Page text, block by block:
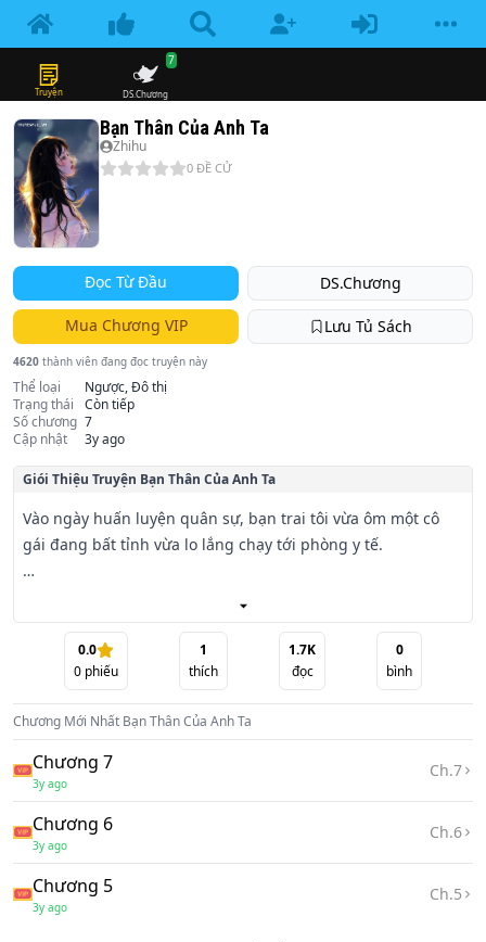
Truyện DS.Chương
7
Bạn Thân Của Anh Ta
Zhihu
0 ĐỀ CỬ
Đọc Từ Đầu DS.Chương
Mua Chương VIP Lưu Tủ Sách
4620 thành viên đang đọc truyện này
Thể loại
Ngược, Đô thị
Trạng thái
Còn tiếp
Số chương 7
Cập nhật
3y ago
Giói Thiệu Truyện Bạn Thân Của Anh Ta
Vào ngày huấn luyện quân sự, bạn trai tôi vừa ôm một cô
gái đang bất tỉnh vừa lo lắng chạy tới phòng y tế.
bao nhiêu lần vì chuyện này, anh ta vẫn không chịu rời bỏ
cô gái ấy.
Thế mà sau khi tôi nhường đường rút lui, chúc phúc cho
bọn họ, thì tên bạn trai cũ lại quỳ xuống cầu xin tôi tha thứ,
nói rằng anh
ta hối hận rồi.
0.0
0 phiếu
1
thích
1.7K
đọc
0
bình
Chương Mới Nhất Bạn Thân Của Anh Ta
Chương 7
3y ago
Ch.7
Chương 6
3y ago
Ch.6
Chương 5
3y ago
Ch.5